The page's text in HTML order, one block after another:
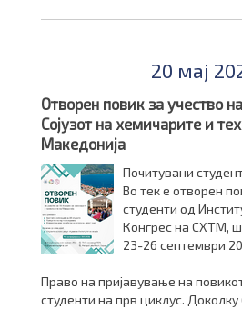
20 мај
Отворен повик за учество
Сојузот на хемичарите и
Македонија
Почитувани
Во тек е отворен
студенти од
Конгрес на СХТМ,
23-26 септември
Право на пријавување на
студенти на прв циклус. Доколку